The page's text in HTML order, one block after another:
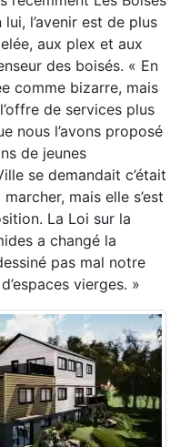
l’avenir est de plus
aux plex et aux
des boisés. « En
comme bizarre, mais
de services plus
nous l’avons proposé
de jeunes
se demandait c’était
mais elle s’est
La Loi sur la
a changé la
pas mal notre
vierges. »